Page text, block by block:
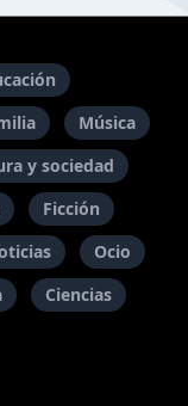
Música
y sociedad
Ficción
Ocio
Ciencias